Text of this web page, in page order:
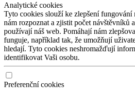
Analytické cookies
Tyto cookies slouží ke zlepšení
nám rozpoznat a zjistit počet návštěvníků
používají náš web. Pomáhají nám
funguje, například tak, že umožňují
hledají. Tyto cookies neshromažďují
identifikovat Vaši osobu.
Preferenční cookies